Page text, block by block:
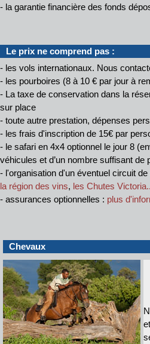
- la garantie financière des fonds
Le prix ne comprend pas :
- les vols internationaux. Nous
- les pourboires (8 à 10 € par jour à
- La taxe de conservation dans la
sur place
- toute autre prestation, dépenses
- les frais d'inscription de 15€ par
- le safari en 4x4 optionnel le jour 8
véhicules et d’un nombre suffisant de
- l'organisation d'un éventuel circuit
la région des vins, les Chutes Victoria..
- assurances optionnelles : plus
Chevaux